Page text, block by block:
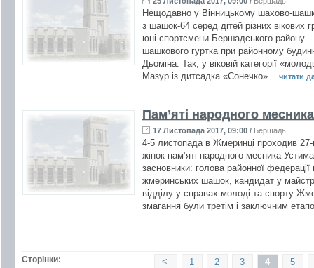
Нещодавно у Вінницькому шахово-
з шашок-64 серед дітей різних вікових
юні спортсмени Бершадського району –
шашкового гуртка при районному
Дьоміна. Так, у віковій категорії
Мазур із дитсадка «Сонечко»... читати
Пам’яті народного месника
17 Листопада 2017, 09:00 / Бершадь
4-5 листопада в Жмеринці проходив 27-
жінок пам’яті народного месника
засновники: голова районної
жмеринських шашок, кандидат у
відділу у справах молоді та спорту
змагання були третім і заключним
Сторінки: 5
4
3
2
1
<